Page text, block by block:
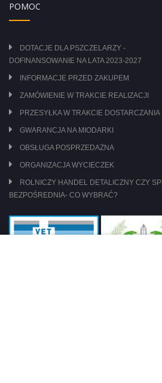
POMOC
DOTACJE DLA PSZCZELARZY -
DOFINANSOWANIE NA LATA 2023-2027
INFORMACJE PRZED ZAKUPEM
ZAMÓWIENIE W TRAKCIE REALIZACJI
PRZESYŁKA W TRAKCIE DOSTARCZANIA
GWARANCJA NA MIODARKI
OBSŁUGA POSPRZEDAŻNA
ORGANIZACJA WYCIECZEK
ROLNICZY HANDEL DETALICZNY CZY
BEZPOŚREDNIA- CO WYBRAĆ?